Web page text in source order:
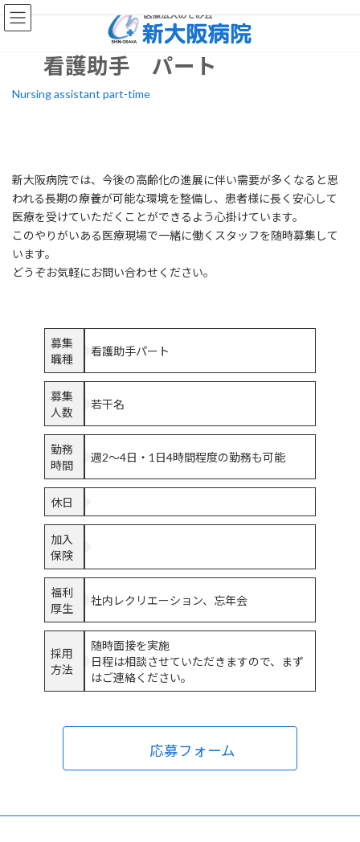
コ
ン
ナ
ビ
看護助手 パート
Nursing assistant part-time
新大阪病院では、今後の高齢化の進展に伴い需要が多くなると思
われる長期の療養が可能な環境を整備し、患者様に長く安心して
医療を受けていただくことができるよう心掛けています。
このやりがいある医療現場で一緒に働くスタッフを随時募集して
います。
どうぞお気軽にお問い合わせください。
募集
職種
看護助手パート
募集
人数
若干名
勤務
時間
週2～4日・1日4時間程度の勤務も可能
休日
加入
保険
福利
厚生
社内レクリエーション、忘年会
採用
方法
随時面接を実施
日程は相談させていただきますので、まず
はご連絡ください。
応募フォーム